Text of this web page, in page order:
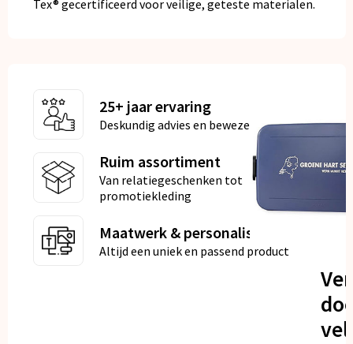
Tex® gecertificeerd voor veilige, geteste materialen.
25+ jaar ervaring
Deskundig advies en bewezen kwaliteit
Ruim assortiment
Van relatiegeschenken tot
promotiekleding
Maatwerk & personalisatie
Altijd een uniek en passend product